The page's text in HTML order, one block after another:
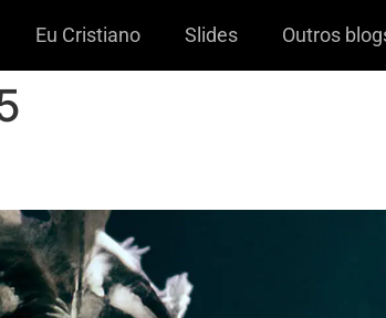
Eu Cristiano Slides Outros